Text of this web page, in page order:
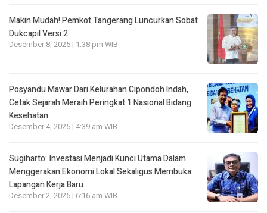
Makin Mudah! Pemkot Tangerang Luncurkan Sobat
Dukcapil Versi 2
Desember 8, 2025 | 1:38 pm WIB
Posyandu Mawar Dari Kelurahan Cipondoh lndah,
Cetak Sejarah Meraih Peringkat 1 Nasional Bidang
Kesehatan
Desember 4, 2025 | 4:39 am WIB
Sugiharto: Investasi Menjadi Kunci Utama Dalam
Menggerakan Ekonomi Lokal Sekaligus Membuka
Lapangan Kerja Baru
Desember 2, 2025 | 6:16 am WIB